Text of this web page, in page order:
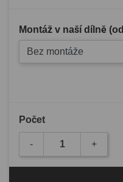
Montáž v naší dílně (od
Bez montáže
Počet
- +